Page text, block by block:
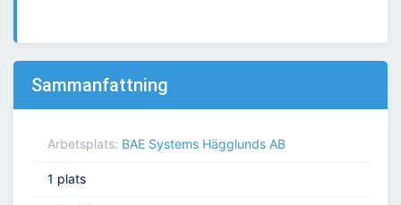
Sammanfattning
Arbetsplats: BAE Systems Hägglunds AB
1 plats